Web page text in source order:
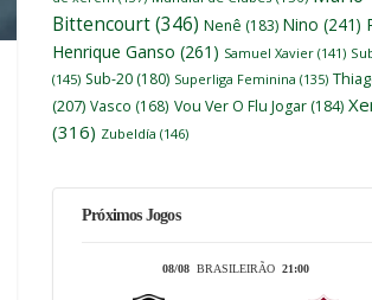
Bittencourt(346) Nenê (183) Nino (241)
Henrique Ganso (261) Samuel Xavier (141)
(145) Sub-20 (180) Superliga Feminina (135)
(207) Vasco (168) Vou Ver O Flu Jogar (184)
(316) Zubeldía (146)
Próximos Jogos
08/08 BRASILEIRÃO 21:00